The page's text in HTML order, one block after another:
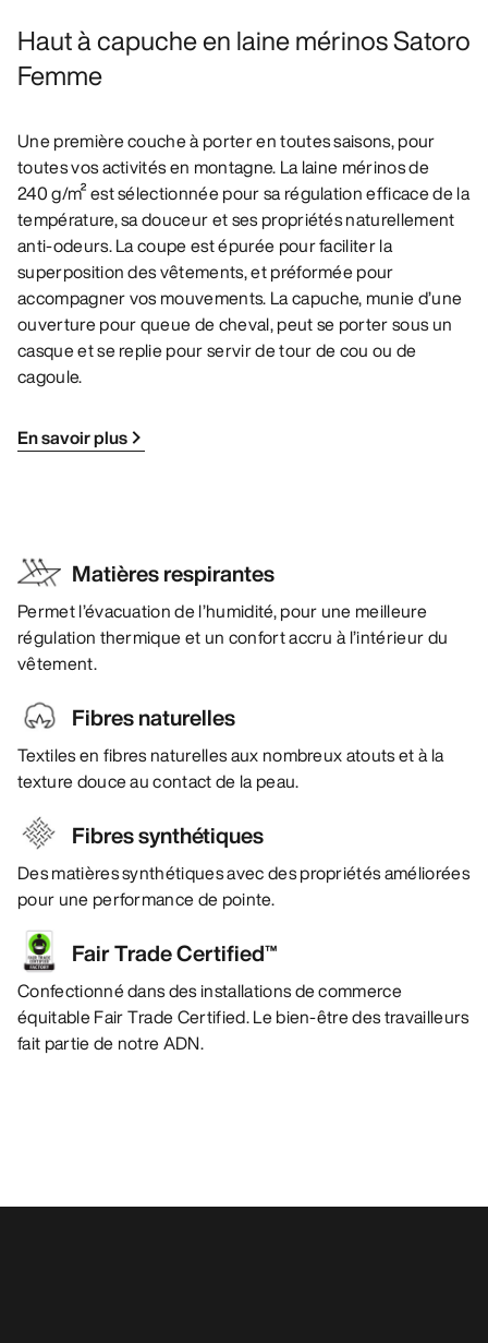
Haut à capuche en laine mérinos Satoro
Femme
Une première couche à porter en toutes saisons, pour
toutes vos activités en montagne. La laine mérinos de
240 g/m² est sélectionnée pour sa régulation efficace de la
température, sa douceur et ses propriétés naturellement
anti-odeurs. La coupe est épurée pour faciliter la
superposition des vêtements, et préformée pour
accompagner vos mouvements. La capuche, munie d’une
ouverture pour queue de cheval, peut se porter sous un
casque et se replie pour servir de tour de cou ou de
cagoule.
En savoir plus
Matières respirantes
Permet l’évacuation de l’humidité, pour une meilleure
régulation thermique et un confort accru à l’intérieur du
vêtement.
Fibres naturelles
Textiles en fibres naturelles aux nombreux atouts et à la
texture douce au contact de la peau.
Fibres synthétiques
Des matières synthétiques avec des propriétés améliorées
pour une performance de pointe.
Fair Trade Certified™
Confectionné dans des installations de commerce
équitable Fair Trade Certified. Le bien-être des travailleurs
fait partie de notre ADN.